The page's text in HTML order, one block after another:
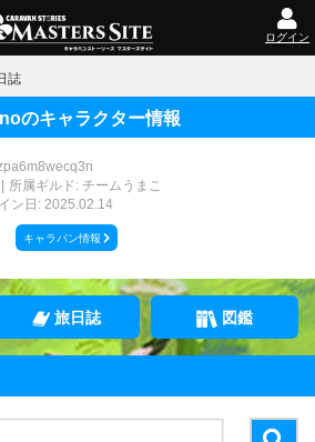
ログイン
誌
のキャラクター情報
所属ギルド: チームうまこ
ン日: 2025.02.14
キャラバン情報
旅日誌 図鑑